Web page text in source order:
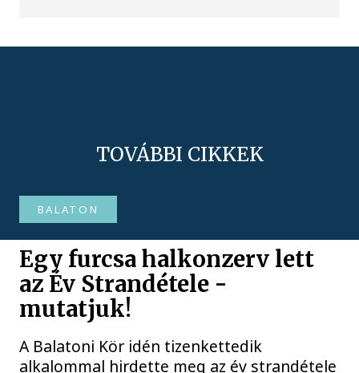
TOVÁBBI CIKKEK
BALATON
Egy furcsa halkonzerv lett
az Év Strandétele -
mutatjuk!
A Balatoni Kör idén tizenkettedik
alkalommal hirdette meg az év strandétele